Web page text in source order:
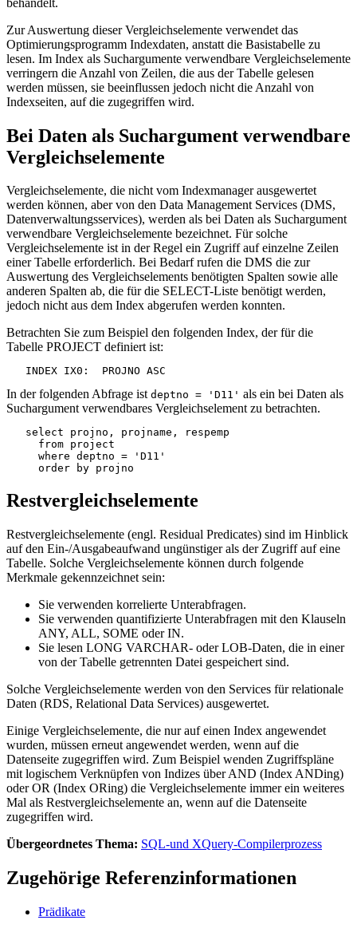
Zur Auswertung dieser Vergleichselemente verwendet das
Optimierungsprogramm Indexdaten, anstatt die Basistabelle zu
lesen. Im Index als Suchargumente verwendbare Vergleichselemente
verringern die Anzahl von Zeilen, die aus der Tabelle gelesen
werden müssen, sie beeinflussen jedoch nicht die Anzahl von
Indexseiten, auf die zugegriffen wird.
Bei Daten als Suchargument verwendbare
Vergleichselemente
Vergleichselemente, die nicht vom Indexmanager ausgewertet
werden können, aber von den Data Management Services (DMS,
Datenverwaltungsservices), werden als bei Daten als Suchargument
verwendbare Vergleichselemente bezeichnet. Für solche
Vergleichselemente ist in der Regel ein Zugriff auf einzelne Zeilen
einer Tabelle erforderlich. Bei Bedarf rufen die DMS die zur
Auswertung des Vergleichselements benötigten Spalten sowie alle
anderen Spalten ab, die für die SELECT-Liste benötigt werden,
jedoch nicht aus dem Index abgerufen werden konnten.
Betrachten Sie zum Beispiel den folgenden Index, der für die
Tabelle PROJECT definiert ist:
   INDEX IX0:  PROJNO ASC
In der folgenden Abfrage ist deptno = 'D11' als ein bei Daten als
Suchargument verwendbares Vergleichselement zu betrachten.
   select projno, projname, respemp
     from project
     where deptno = 'D11'
     order by projno
Restvergleichselemente
Restvergleichselemente (engl. Residual Predicates) sind im Hinblick
auf den Ein-/Ausgabeaufwand ungünstiger als der Zugriff auf eine
Tabelle. Solche Vergleichselemente können durch folgende
Merkmale gekennzeichnet sein:
Sie verwenden korrelierte Unterabfragen.
Sie verwenden quantifizierte Unterabfragen mit den Klauseln
ANY, ALL, SOME oder IN.
Sie lesen LONG VARCHAR- oder LOB-Daten, die in einer
von der Tabelle getrennten Datei gespeichert sind.
Solche Vergleichselemente werden von den Services für relationale
Daten (RDS, Relational Data Services) ausgewertet.
Einige Vergleichselemente, die nur auf einen Index angewendet
wurden, müssen erneut angewendet werden, wenn auf die
Datenseite zugegriffen wird. Zum Beispiel wenden Zugriffspläne
mit logischem Verknüpfen von Indizes über AND (Index ANDing)
oder OR (Index ORing) die Vergleichselemente immer ein weiteres
Mal als Restvergleichselemente an, wenn auf die Datenseite
zugegriffen wird.
Übergeordnetes Thema: SQL-und XQuery-Compilerprozess
Zugehörige Referenzinformationen
Prädikate